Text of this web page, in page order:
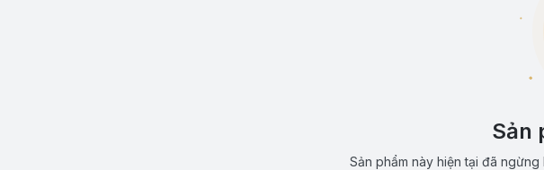
Sản
Sản phẩm này hiện tại đã